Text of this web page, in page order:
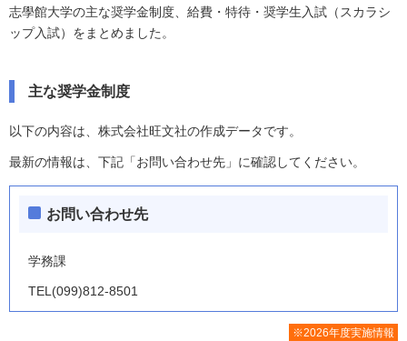
志學館大学の主な奨学金制度、給費・特待・奨学生入試（スカラシ
ップ入試）をまとめました。
主な奨学金制度
以下の内容は、株式会社旺文社の作成データです。
最新の情報は、下記「お問い合わせ先」に確認してください。
お問い合わせ先
学務課
TEL(099)812-8501
※2026年度実施情報